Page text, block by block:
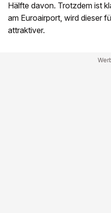
Hälfte davon. Trotzdem ist
am Euroairport, wird dieser
attraktiver.